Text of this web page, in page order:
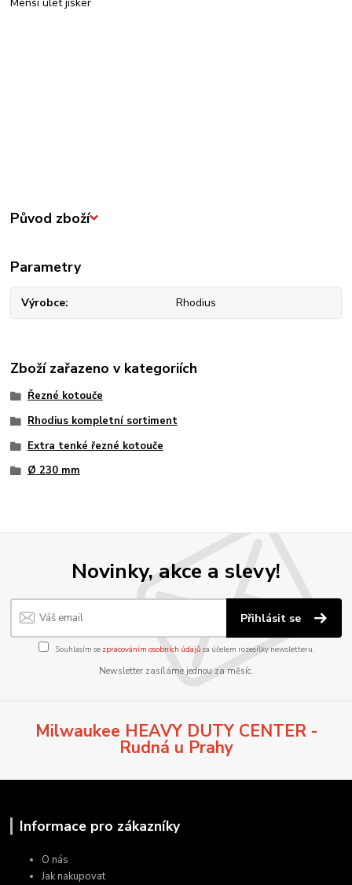
Původ zboží
Parametry
Výrobce Rhodius
Zboží zařazeno v kategoriích
Řezné kotouče
Rhodius kompletní sortiment
Extra tenké řezné kotouče
Ø 230 mm
Novinky, akce a slevy!
Přihlásit se
Souhlasím se zpracováním osobních údajůza účelem rozesílky newsletteru.
Newsletter zasíláme jednou za měsíc.
Milwaukee HEAVY DUTY CENTER -
Rudná u Prahy
Informace pro zákazníky
O nás
Jak nakupovat